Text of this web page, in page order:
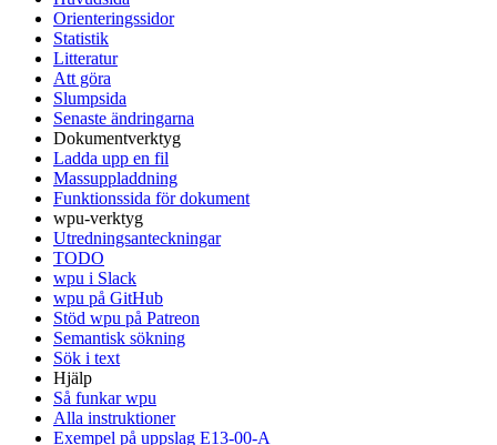
Orienteringssidor
Statistik
Litteratur
Att göra
Slumpsida
Senaste ändringarna
Dokumentverktyg
Ladda upp en fil
Massuppladdning
Funktionssida för dokument
wpu-verktyg
Utredningsanteckningar
TODO
wpu i Slack
wpu på GitHub
Stöd wpu på Patreon
Semantisk sökning
Sök i text
Hjälp
Så funkar wpu
Alla instruktioner
Exempel på uppslag E13-00-A